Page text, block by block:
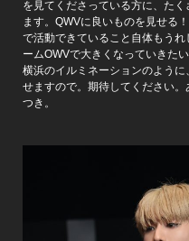
を見てくださっている方に、た
ます。QWVに良いものを見せる
で活動できていること自体もう
ームOWVで大きくなっていきた
横浜のイルミネーションのよう
せますので。期待してください
つき。